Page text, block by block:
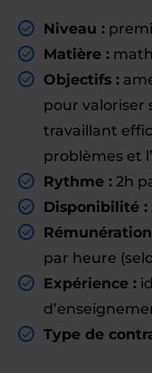
Niveau :
Matière :
Objectifs :
pour valoriser
travaillant
problèmes et
Rythme : 2h
Disponibilité :
par heure
Expérience :
Type de